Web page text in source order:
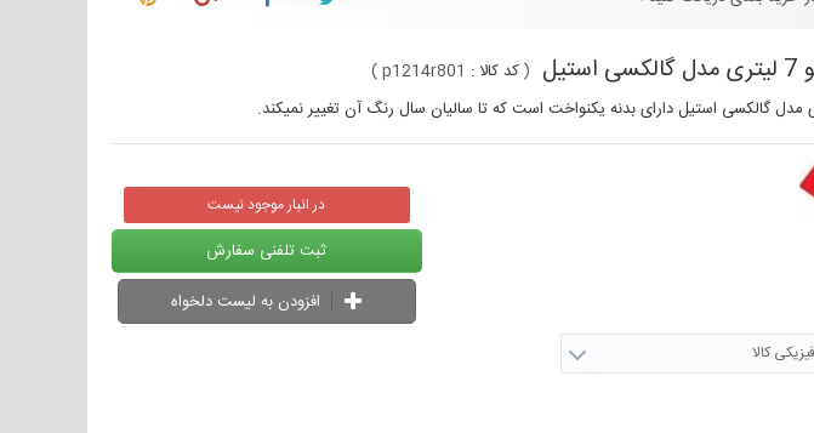
(کد کالا : p1214r801
)
کالا
در انبار موجود نیست
ثبت تلفنی سفارش
افزودن به لیست دلخواه